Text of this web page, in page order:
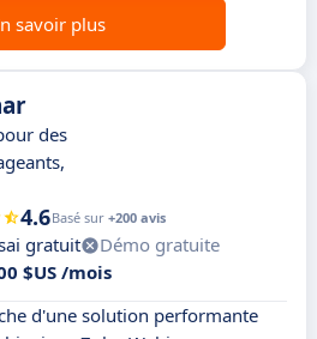
savoir plus
des
4.6Basé sur +200 avis
gratuit
Démo gratuite
$US /mois
d'une solution performante